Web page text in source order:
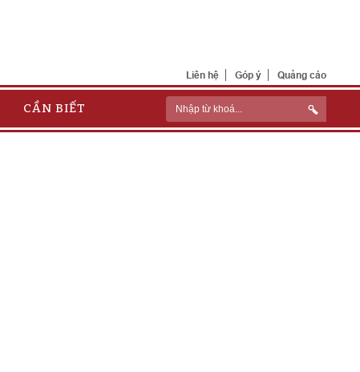
Liên hệ Góp ý Quảng cáo
CẦN BIẾT